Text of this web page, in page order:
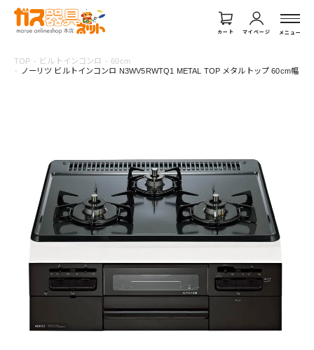
カート マイページ メニュー
TOP ビルトインコンロ
60cm
ノーリツ ビルトインコンロ N3WV5RWTQ1 METAL TOP メタルトップ 60cm幅